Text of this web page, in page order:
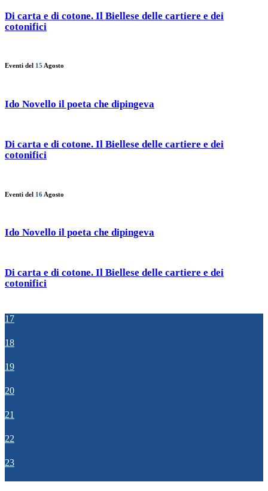
Di carta e di cotone. Il Biellese delle cartiere e dei
cotonifici
Eventi del 15 Agosto
Ido Novello il poeta che dipingeva
Di carta e di cotone. Il Biellese delle cartiere e dei
cotonifici
Eventi del 16 Agosto
Ido Novello il poeta che dipingeva
Di carta e di cotone. Il Biellese delle cartiere e dei
cotonifici
17
18
19
20
21
22
23